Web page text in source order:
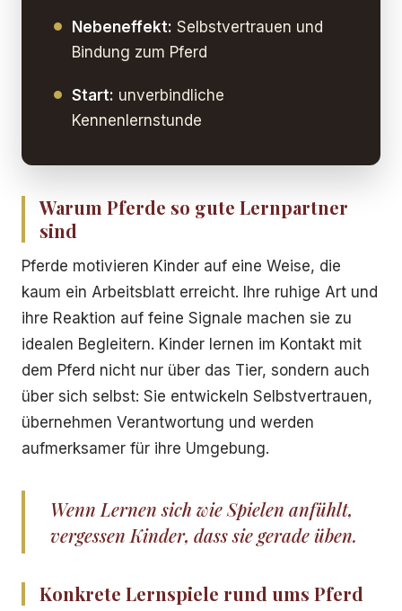
Nebeneffekt: Selbstvertrauen und
Bindung zum Pferd
Start: unverbindliche
Kennenlernstunde
Warum Pferde so gute Lernpartner
sind
Pferde motivieren Kinder auf eine Weise, die
kaum ein Arbeitsblatt erreicht. Ihre ruhige Art und
ihre Reaktion auf feine Signale machen sie zu
idealen Begleitern. Kinder lernen im Kontakt mit
dem Pferd nicht nur über das Tier, sondern auch
über sich selbst: Sie entwickeln Selbstvertrauen,
übernehmen Verantwortung und werden
aufmerksamer für ihre Umgebung.
Wenn Lernen sich wie Spielen anfühlt,
vergessen Kinder, dass sie gerade üben.
Konkrete Lernspiele rund ums Pferd